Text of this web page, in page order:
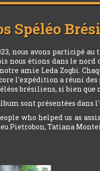
Spéléo
nous avons participé
nous étions dans le nord
amie Leda Zogbi.
l'expédition a réuni
brésiliens, si bien que
sont présentées
who helped us as
Pietrobon, Tatiana